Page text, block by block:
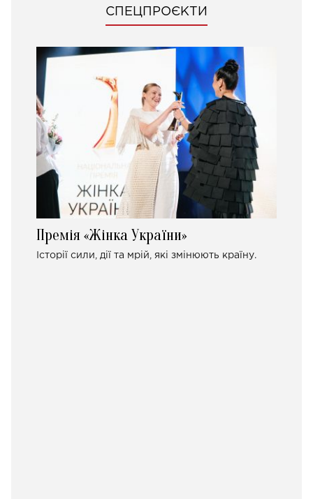
СПЕЦПРОЄКТИ
Премія «Жінка України»
Історії сили, дії та мрій, які змінюють країну.